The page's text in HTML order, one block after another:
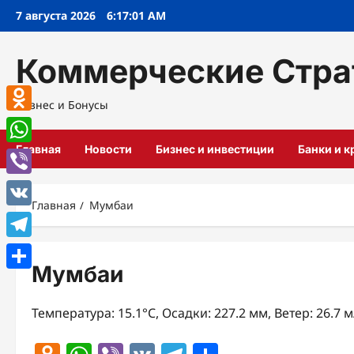
Перейти
7 августа 2026 6:17:02 AM
Коммерческие
Бизнес и Бонусы
Главная Новости Бизнес и инвестиции Банки и
Главная Мумбаи
Мумбаи
Температура: 15.1°C, Осадки: 227.2 мм, Ветер: 26.7
Odnoklassniki
WhatsApp
Viber
VK
Telegram
Отправить